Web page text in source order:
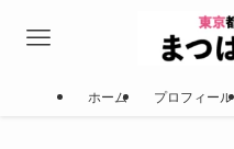
ホーム プロフィール